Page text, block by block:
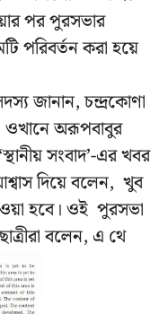
পর পুরসভার
পরিবর্তন করা হয়ে
জানান, চন্দ্রকোণা
ওখানে অরূপবাবুর
সংবাদ’-এর খবর
দিয়ে বলেন, খুব
হবে। ওই পুরসভা
বলেন, এ থে